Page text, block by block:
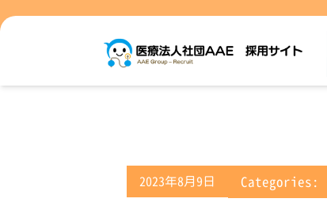
2023年8月9日 Categories: